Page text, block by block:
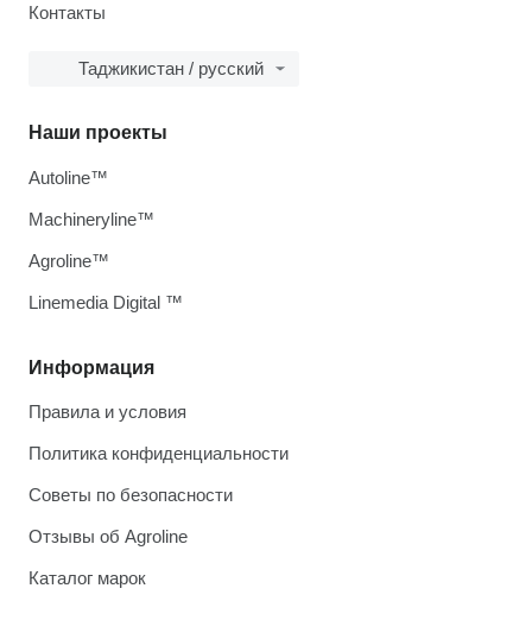
Контакты
Таджикистан / русский
Информация
Правила и условия
Политика конфиденциальности
Советы по безопасности
Отзывы об Agroline
Каталог марок
Наши проекты
Autoline™
Machineryline™
Agroline™
Linemedia Digital ™